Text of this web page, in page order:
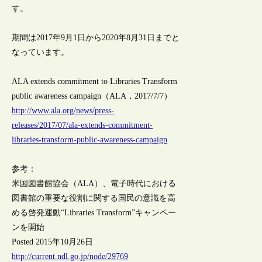
す。
期間は2017年9月1日から2020年8月31日までと
なっています。
ALA extends commitment to Libraries Transform
public awareness campaign（ALA，2017/7/7）
http://www.ala.org/news/press-
releases/2017/07/ala-extends-commitment-
libraries-transform-public-awareness-campaign
参考：
米国図書館協会（ALA）、電子時代における
図書館の重要な役割に関する国民の意識を高
める啓発運動“Libraries Transform”キャンペー
ンを開始
Posted 2015年10月26日
http://current.ndl.go.jp/node/29769